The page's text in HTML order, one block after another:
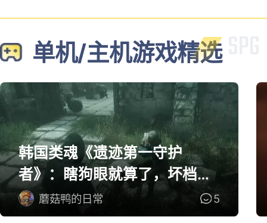
单机/主机游戏精选
韩国类魂《遗迹第一守护
者》：瞎狗眼就算了，坏档算
怎么个事！
蘑菇鸭的日常 5